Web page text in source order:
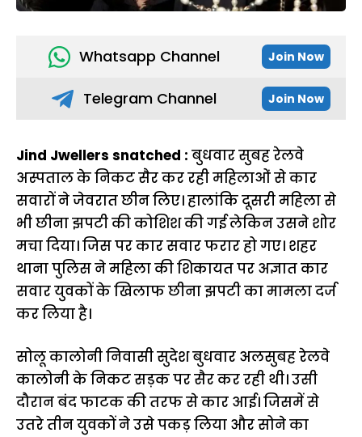
Whatsapp Channel Join Now
Telegram Channel Join Now
Jind Jwellers snatched : बुधवार सुबह रेलवे
अस्पताल के निकट सैर कर रही महिलाओं से कार
सवारों ने जेवरात छीन लिए। हालांकि दूसरी महिला से
भी छीना झपटी की कोशिश की गई लेकिन उसने शोर
मचा दिया। जिस पर कार सवार फरार हो गए। शहर
थाना पुलिस ने महिला की शिकायत पर अज्ञात कार
सवार युवकों के खिलाफ छीना झपटी का मामला दर्ज
कर लिया है।
सोलू कालोनी निवासी सुदेश बुधवार अलसुबह रेलवे
कालोनी के निकट सड़क पर सैर कर रही थी। उसी
दौरान बंद फाटक की तरफ से कार आई। जिसमें से
उतरे तीन युवकों ने उसे पकड़ लिया और सोने का